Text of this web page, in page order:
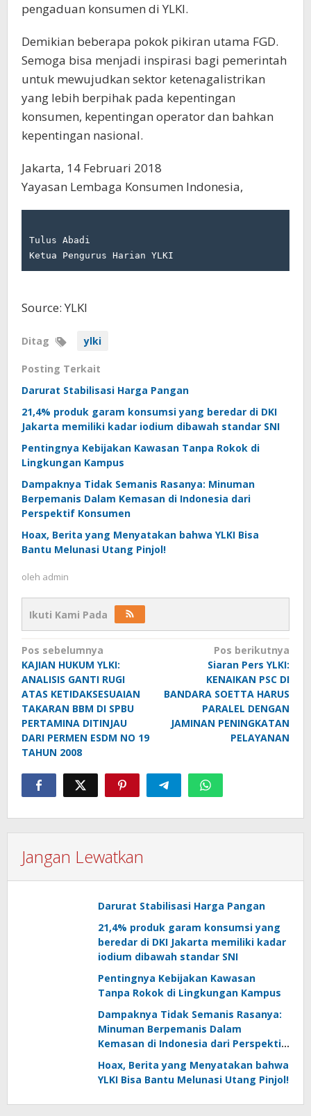
pengaduan konsumen di YLKI.
Demikian beberapa pokok pikiran utama FGD.
Semoga bisa menjadi inspirasi bagi pemerintah
untuk mewujudkan sektor ketenagalistrikan
yang lebih berpihak pada kepentingan
konsumen, kepentingan operator dan bahkan
kepentingan nasional.
Jakarta, 14 Februari 2018
Yayasan Lembaga Konsumen Indonesia,
Tulus Abadi
Ketua Pengurus Harian YLKI
Source: YLKI
Ditag ylki
Posting Terkait
Darurat Stabilisasi Harga Pangan
21,4% produk garam konsumsi yang beredar di DKI
Jakarta memiliki kadar iodium dibawah standar SNI
Pentingnya Kebijakan Kawasan Tanpa Rokok di
Lingkungan Kampus
Dampaknya Tidak Semanis Rasanya: Minuman
Berpemanis Dalam Kemasan di Indonesia dari
Perspektif Konsumen
Hoax, Berita yang Menyatakan bahwa YLKI Bisa
Bantu Melunasi Utang Pinjol!
oleh admin
Ikuti Kami Pada
Navigasi
pos
Pos sebelumnya
KAJIAN HUKUM YLKI:
ANALISIS GANTI RUGI
ATAS KETIDAKSESUAIAN
TAKARAN BBM DI SPBU
PERTAMINA DITINJAU
DARI PERMEN ESDM NO 19
TAHUN 2008
Pos berikutnya
Siaran Pers YLKI:
KENAIKAN PSC DI
BANDARA SOETTA HARUS
PARALEL DENGAN
JAMINAN PENINGKATAN
PELAYANAN
Jangan Lewatkan
Darurat Stabilisasi Harga Pangan
21,4% produk garam konsumsi yang
beredar di DKI Jakarta memiliki kadar
iodium dibawah standar SNI
Pentingnya Kebijakan Kawasan
Tanpa Rokok di Lingkungan Kampus
Dampaknya Tidak Semanis Rasanya:
Minuman Berpemanis Dalam
Kemasan di Indonesia dari Perspektif
Hoax, Berita yang Menyatakan bahwa
YLKI Bisa Bantu Melunasi Utang Pinjol!